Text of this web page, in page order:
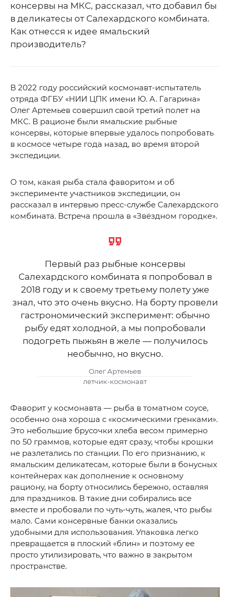
консервы на МКС, рассказал, что добавил бы
в деликатесы от Салехардского комбината.
Как отнесся к идее ямальский
производитель?
В 2022 году российский космонавт-испытатель
отряда ФГБУ «НИИ ЦПК имени Ю. А. Гагарина»
Олег Артемьев совершил свой третий полет на
МКС. В рационе были ямальские рыбные
консервы, которые впервые удалось попробовать
в космосе четыре года назад, во время второй
экспедиции.
О том, какая рыба стала фаворитом и об
эксперименте участников экспедиции, он
рассказал в интервью пресс-службе Салехардского
комбината. Встреча прошла в «Звёздном городке».
Первый раз рыбные консервы
Салехардского комбината я попробовал в
2018 году и к своему третьему полету уже
знал, что это очень вкусно. На борту провели
гастрономический эксперимент: обычно
рыбу едят холодной, а мы попробовали
подогреть пыжьян в желе — получилось
необычно, но вкусно.
Олег Артемьев
летчик-космонавт
Фаворит у космонавта — рыба в томатном соусе,
особенно она хороша с «космическими гренками».
Это небольшие брусочки хлеба весом примерно
по 50 граммов, которые едят сразу, чтобы крошки
не разлетались по станции. По его признанию, к
ямальским деликатесам, которые были в бонусных
контейнерах как дополнение к основному
рациону, на борту относились бережно, оставляя
для праздников. В такие дни собирались все
вместе и пробовали по чуть-чуть, жалея, что рыбы
мало. Сами консервные банки оказались
удобными для использования. Упаковка легко
превращается в плоский «блин» и поэтому ее
просто утилизировать, что важно в закрытом
пространстве.